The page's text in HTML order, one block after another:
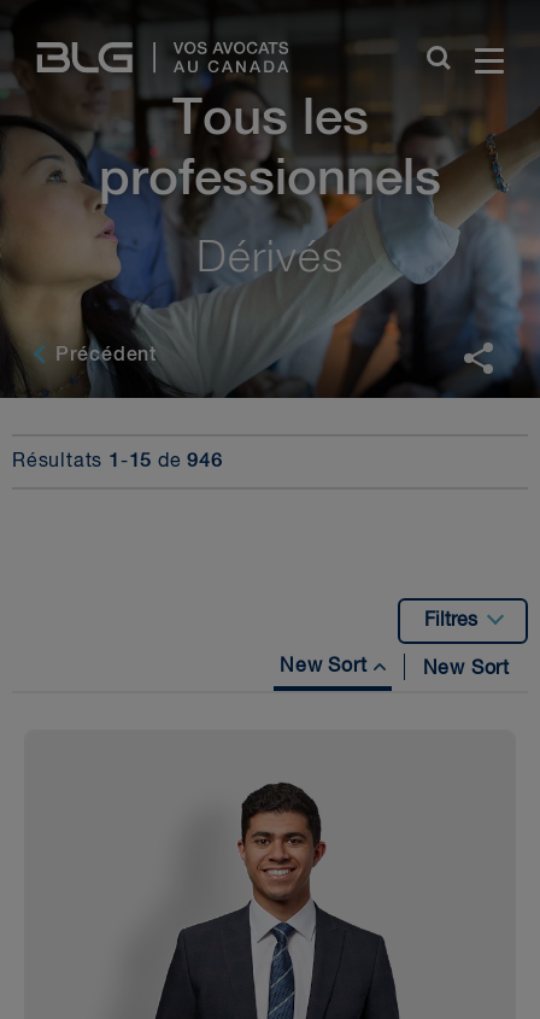
Links
Tous les
professionnels
Dérivés
Précédent
Résultats 1 -15 de946
Filtres
New Sort New Sort